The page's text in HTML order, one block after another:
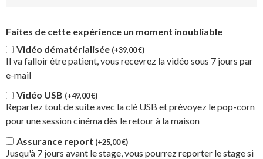
Faites de cette expérience un moment inoubliable
Vidéo dématérialisée (+39,00€)
Il va falloir être patient, vous recevrez la vidéo sous 7 jours par
e-mail
Vidéo USB (+49,00€)
Repartez tout de suite avec la clé USB et prévoyez le pop-corn
pour une session cinéma dès le retour à la maison
Assurance report (+25,00€)
Jusqu'à 7 jours avant le stage, vous pourrez reporter le stage si